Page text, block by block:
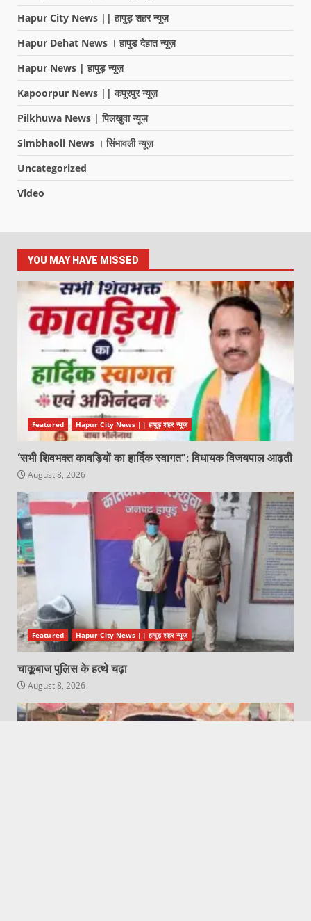
Hapur City News || हापुड़ शहर न्यूज़
Hapur Dehat News । हापुड देहात न्यूज़
Hapur News | हापुड़ न्यूज़
Kapoorpur News || कपूरपुर न्यूज़
Pilkhuwa News | पिलखुवा न्यूज़
Simbhaoli News । सिंभावली न्यूज़
Uncategorized
Video
YOU MAY HAVE MISSED
Featured Hapur City News || हापुड़ शहर न्यूज़
‘सभी शिवभक्त कावड़ियों का हार्दिक स्वागत”: विधायक विजयपाल आढ़ती
August 8, 2026
Featured Hapur City News || हापुड़ शहर न्यूज़
चाकूबाज पुलिस के हत्थे चढ़ा
August 8, 2026